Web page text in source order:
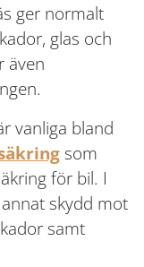
ger normalt
glas och
även
vanliga bland
som
för bil. I
skydd mot
samt